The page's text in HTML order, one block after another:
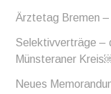
Ärztetag Bremen –
Selektivverträge –
Münsteraner
Neues